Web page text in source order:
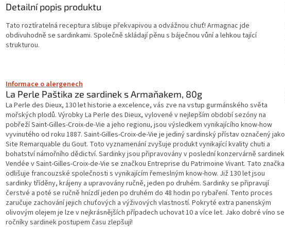
Detailní popis produktu
Tato roztíratelná receptura slibuje překvapivou a odvážnou chuť! Armagnac jde
obdivuhodně se sardinkami. Společně skládají pěnu s báječnou vůní a lehkou tající
strukturou.
Informace o alergenech
La Perle Paštika ze sardinek s Armaňakem, 80g
La Perle des Dieux, 130 let historie a excelence, vás zve na vstup gurmánského světa
mořských plodů. Výrobky La Perle des Dieux, vylovené v nejlepším období sezóny na
pobřeží Saint-Gilles-Croix-de-Vie a jeho regionu, jsou výsledkem vynikajícího know-how
vyvinutého od roku 1887. Saint-Gilles-Croix-de-Vie je jediný sardinský přístav označený jako
Site Remarquable du Gout. Toto vyznamenání zvyšuje produkt vynikající kvality chuti a
bohatství námořního dědictví. Sardinky jsou připravovány v poslední konzervárně sardinek
Vendée v Saint-Gilles-Croix-de-Vie se značkou Entreprise du Patrimoine Vivant. Tato značka
odlišuje francouzské společnosti s vynikajícím řemeslným know-how. Již 130 let jsou
sardinky tříděny, krájeny a upravovány ručně, jeden po druhém. Sardinky se připravují
čerstvé a poté se ručně hnízdí jeden po druhém do 48 hodin po rybaření. Tento proces
zaručuje zachování jejich chuťových a výživových vlastností. Pokryté extra panenským
olivovým olejem je lze v nejkrásnějších případech uchovat 10 a více let. Jako dobré víno se
ročníky sardinek postupem času zlepšují!